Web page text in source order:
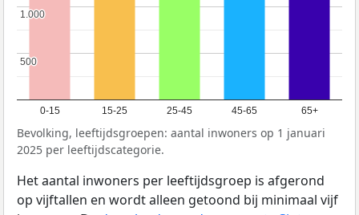
0-15 15-25 25-45 45-65 65+
500
500
1.000
1.000
Bevolking, leeftijdsgroepen: aantal inwoners op 1 januari
2025 per leeftijdscategorie.
Het aantal inwoners per leeftijdsgroep is afgerond
op vijftallen en wordt alleen getoond bij minimaal vijf